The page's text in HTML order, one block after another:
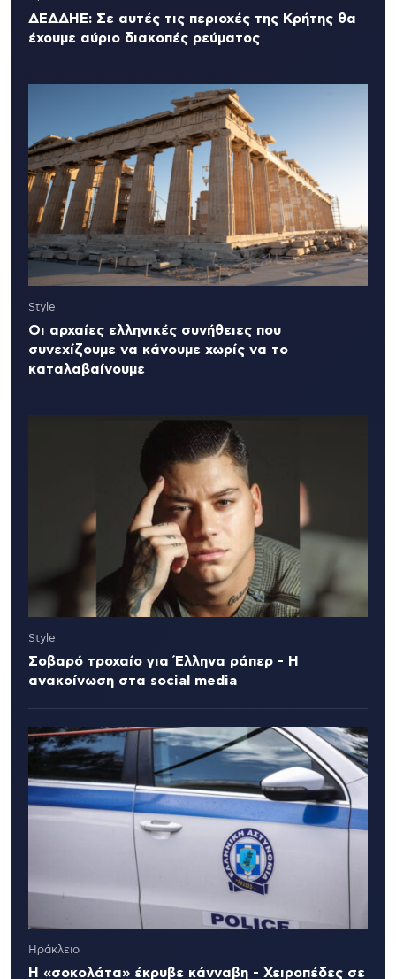
ΔΕΔΔΗΕ: Σε αυτές τις περιοχές της Κρήτης θα
έχουμε αύριο διακοπές ρεύματος
Style
Οι αρχαίες ελληνικές συνήθειες που
συνεχίζουμε να κάνουμε χωρίς να το
καταλαβαίνουμε
Style
Σοβαρό τροχαίο για Έλληνα ράπερ - Η
ανακοίνωση στα social media
Ηράκλειο
Η «σοκολάτα» έκρυβε κάνναβη - Χειροπέδες σε